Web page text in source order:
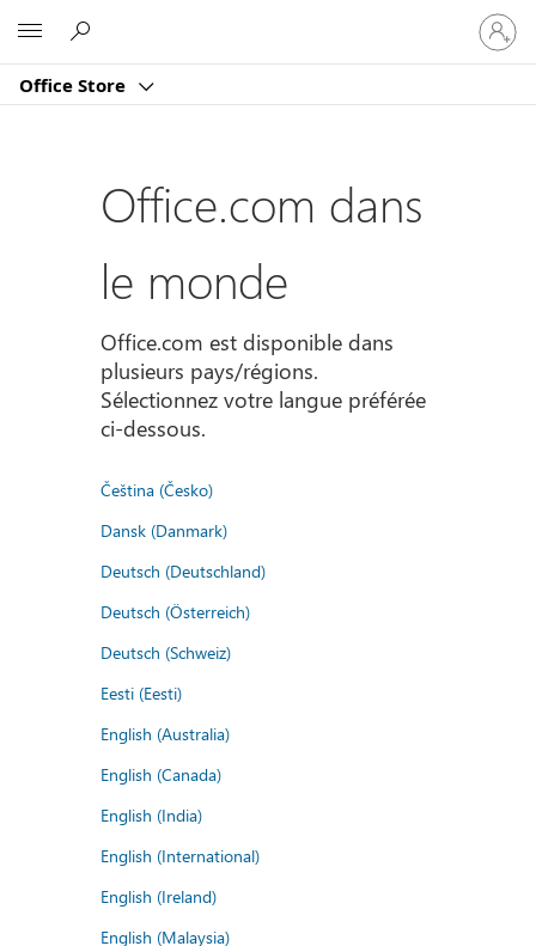
Office Store
vous
à
compte
Office.com dans
le monde
Office.com est disponible dans
plusieurs pays/régions.
Sélectionnez votre langue préférée
ci-dessous.
Čeština (Česko)
Dansk (Danmark)
Deutsch (Deutschland)
Deutsch (Österreich)
Deutsch (Schweiz)
Eesti (Eesti)
English (Australia)
English (Canada)
English (India)
English (International)
English (Ireland)
English (Malaysia)